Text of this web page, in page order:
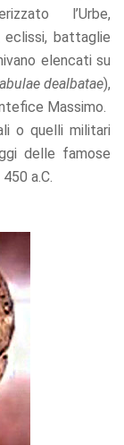
l’Urbe,
eclissi, battaglie
elencati su
dealbatae),
Massimo.
o quelli militari
delle famose
a.C.